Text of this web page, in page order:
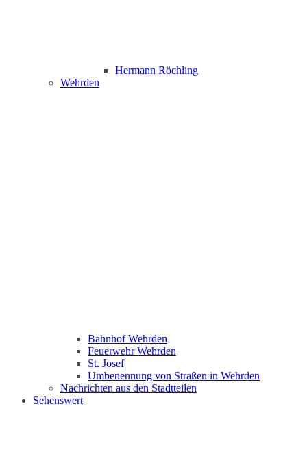
Hermann Röchling
Wehrden
Bahnhof Wehrden
Feuerwehr Wehrden
St. Josef
Umbenennung von Straßen in Wehrden
Nachrichten aus den Stadtteilen
Sehenswert